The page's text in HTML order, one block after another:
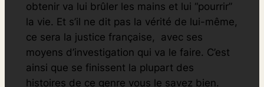
obtenir va lui brûler les mains et lui “pourrir”
la vie. Et s’il ne dit pas la vérité de lui-même,
ce sera la justice française, avec ses
moyens d’investigation qui va le faire. C’est
ainsi que se finissent la plupart des
histoires de ce genre vous le savez bien.